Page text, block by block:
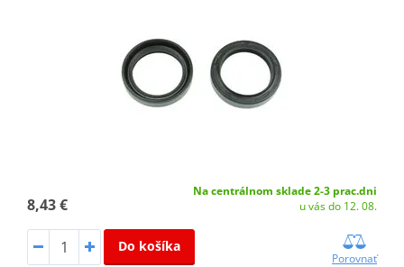
8,43 €
Na centrálnom sklade 2-3 prac.dni
u vás do 12. 08.
Do košíka
Porovnať